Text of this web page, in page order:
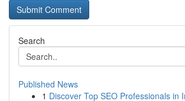
Search
Published News
1 Discover Top SEO Professionals in